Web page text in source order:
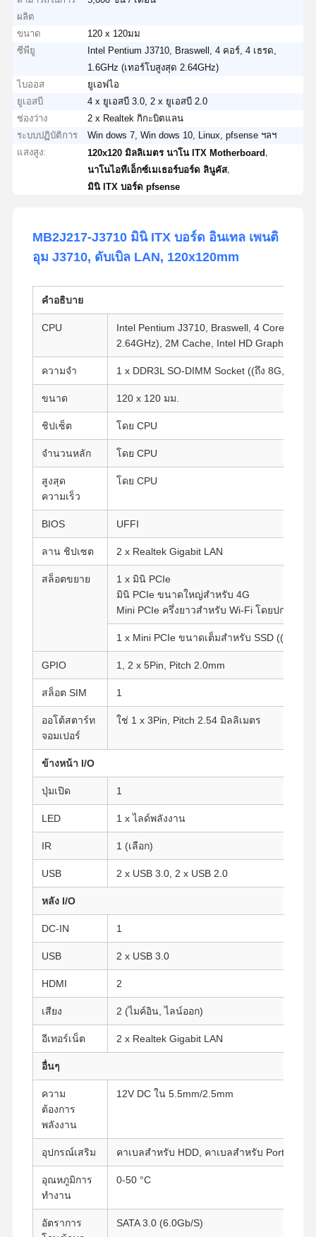
บ้าน ผลิตภัณฑ์ เกี่ยวกับเรา ทัวร์โรงงาน
ควบคุม
คุณภาพ
ติดต่อเรา
พูดคุยกันตอน
Firewall มินิพีซี
มินิพีซีอุตสาหกรรม
คอมพิวเตอร์ตั้งแร็ค 1U
มินิพีซี POE
NAS มินิพีซี
คอร์มมินิพีซี
ออฟฟิศมินิพีซี
ผลิต
ขนาด
120 x 120มม
ซีพียู
Intel Pentium J3710, Braswell, 4 คอร์, 4 เธรด,
1.6GHz (เทอร์โบสูงสุด 2.64GHz)
ไบออส
ยูเอฟไอ
ยูเอสบี
4 x ยูเอสบี 3.0, 2 x ยูเอสบี 2.0
ช่องว่าง
2 x Realtek กิกะบิตแลน
ระบบปฏิบัติการ
Win dows 7, Win dows 10, Linux, pfsense ฯลฯ
แสงสูง:
120x120 มิลลิเมตร นาโน ITX Motherboard
นาโนไอทีเอ็กซ์เมเธอร์บอร์ด ลินูคัส,
มินิ ITX บอร์ด pfsense
MB2J217-J3710 มินิ ITX บอร์ด อินเทล เพนติ
อุม J3710, ดับเบิล LAN, 120x120mm
คําอธิบาย
CPU
Intel Pentium J3710, Braswell, 4 Core, 4
2.64GHz), 2M Cache, Intel HD Graphics
ความจํา 1 x DDR3L SO-DIMM Socket ((ถึง 8G, 1333/
ขนาด 120 x 120 มม.
ชิปเซ็ต โดย CPU
จํานวนหลัก โดย CPU
สูงสุด
ความเร็ว
โดย CPU
BIOS UFFI
ลาน ชิปเซต 2 x Realtek Gigabit LAN
สล็อตขยาย
1 x มินิ PCIe
มินิ PCIe ขนาดใหญ่สําหรับ 4G
Mini PCIe ครึ่งยาวสําหรับ Wi-Fi โดยปกติ
1 x Mini PCIe ขนาดเต็มสําหรับ SSD
GPIO 1, 2 x 5Pin, Pitch 2.0mm
สล็อต SIM 1
ออโต้สตาร์ท
จอมเปอร์
ใช่ 1 x 3Pin, Pitch 2.54 มิลลิเมตร
ข้างหน้า I/O
ปุ่มเปิด 1
LED 1 x ไลด์พลังงาน
IR 1 (เลือก)
USB 2 x USB 3.0, 2 x USB 2.0
หลัง I/O
DC-IN 1
USB 2 x USB 3.0
HDMI 2
เสียง 2 (ไมค์อิน, ไลน์ออก)
อีเทอร์เน็ต 2 x Realtek Gigabit LAN
อื่นๆ
ความ
ต้องการ
พลังงาน
12V DC ใน 5.5mm/2.5mm
อุปกรณ์เสริม คาเบลสําหรับ HDD, คาเบลสําหรับ Port Serial
อุณหภูมิการ
ทํางาน
0-50 °C
อัตราการ
SATA 3.0 (6.0Gb/S)